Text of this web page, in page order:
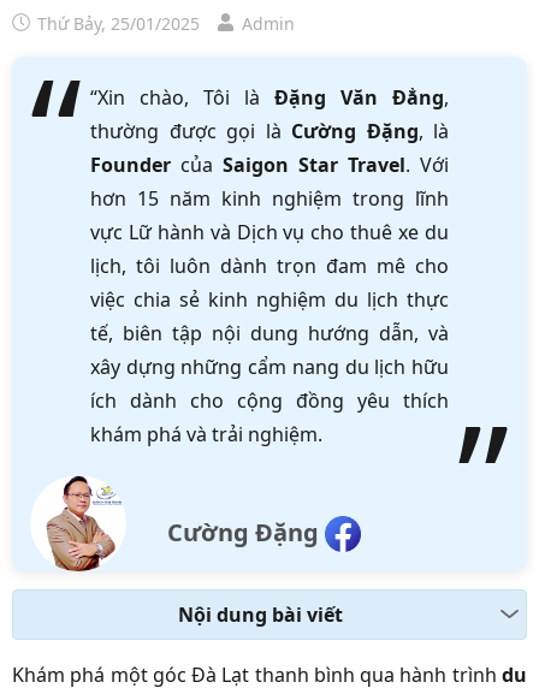
Thứ Bảy, 25/01/2025 Admin
“Xin chào, Tôi là Đặng Văn Đẳng,
thường được gọi là Cường Đặng, là
Founder của Saigon Star Travel. Với
hơn 15 năm kinh nghiệm trong lĩnh
vực Lữ hành và Dịch vụ cho thuê xe du
lịch, tôi luôn dành trọn đam mê cho
việc chia sẻ kinh nghiệm du lịch thực
tế, biên tập nội dung hướng dẫn, và
xây dựng những cẩm nang du lịch hữu
ích dành cho cộng đồng yêu thích
khám phá và trải nghiệm.
Cường Đặng
Nội dung bài viết
Khám phá một góc Đà Lạt thanh bình qua hành trình du